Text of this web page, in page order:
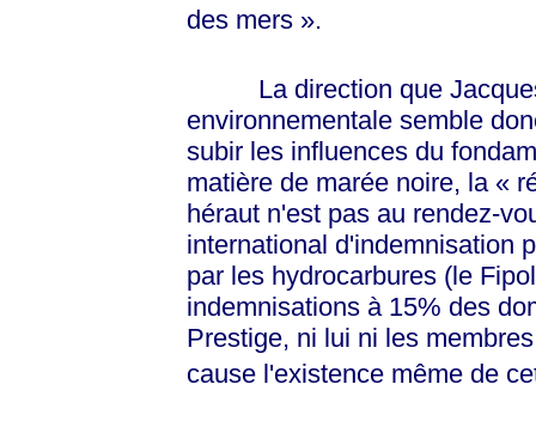
des mers ».
La direction que Jacques
environnementale semble
subir les influences du
matière de marée noire, la «
héraut n'est pas au rendez-
international d'indemnisation
par les hydrocarbures (le
indemnisations à 15% des
Prestige, ni lui ni les
cause l'existence même de